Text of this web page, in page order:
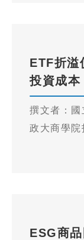
ETF折溢
投資成本
撰文者：
政大商學
ESG商